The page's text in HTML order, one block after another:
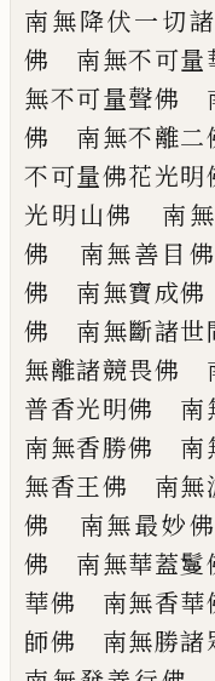
南無降伏一切
佛 南無不可
無不可量聲佛
佛 南無不離
不可量佛花光明
光明山佛 南
佛 南無善目佛
佛 南無寶成佛
佛 南無斷諸世
無離諸競畏佛
普香光明佛 南
南無香勝佛 南
無香王佛 南無
佛 南無最妙
佛 南無華蓋
華佛 南無香
師佛 南無勝